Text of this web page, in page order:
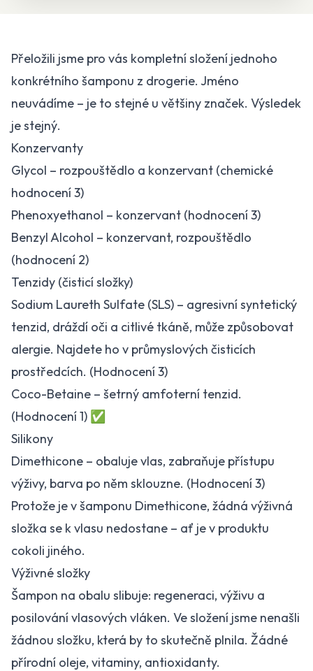
Přeložili jsme pro vás kompletní složení jednoho
konkrétního šamponu z drogerie. Jméno
neuvádíme – je to stejné u většiny značek. Výsledek
je stejný.
Konzervanty
Glycol – rozpouštědlo a konzervant (chemické
hodnocení 3)
Phenoxyethanol – konzervant (hodnocení 3)
Benzyl Alcohol – konzervant, rozpouštědlo
(hodnocení 2)
Tenzidy (čisticí složky)
Sodium Laureth Sulfate (SLS) – agresivní syntetický
tenzid, dráždí oči a citlivé tkáně, může způsobovat
alergie. Najdete ho v průmyslových čisticích
prostředcích. (Hodnocení 3)
Coco-Betaine – šetrný amfoterní tenzid.
(Hodnocení 1) ✅
Silikony
Dimethicone – obaluje vlas, zabraňuje přístupu
výživy, barva po něm sklouzne. (Hodnocení 3)
Protože je v šamponu Dimethicone, žádná výživná
složka se k vlasu nedostane – ať je v produktu
cokoli jiného.
Výživné složky
Šampon na obalu slibuje: regeneraci, výživu a
posilování vlasových vláken. Ve složení jsme nenašli
žádnou složku, která by to skutečně plnila. Žádné
přírodní oleje, vitaminy, antioxidanty.